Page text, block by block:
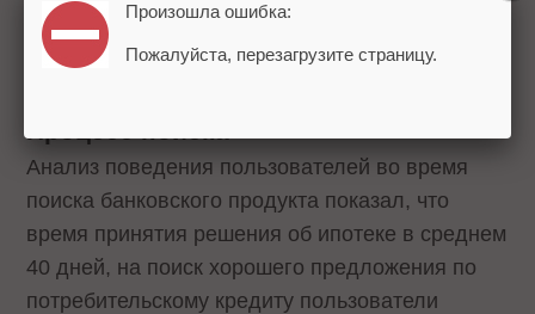
сетях меньше, а следовательно, цены
продолжают снижаться.
Процесс поиска
Анализ поведения пользователей во время
поиска банковского продукта показал, что
время принятия решения об ипотеке в среднем
40 дней, на поиск хорошего предложения по
потребительскому кредиту пользователи
Произошла ошибка:
Пожалуйста, перезагрузите страницу.